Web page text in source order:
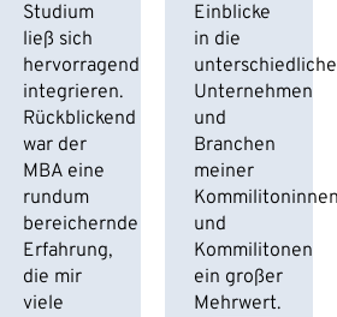
Studium
ließ sich
hervorragend
integrieren.
Rückblickend
war der
MBA eine
rundum
bereichernde
Erfahrung,
die mir
viele
Einblicke
in die
Unternehmen
und
Branchen
meiner
und
Kommilitonen
ein großer
Mehrwert.